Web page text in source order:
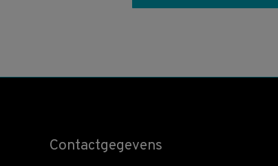
Contactgegevens